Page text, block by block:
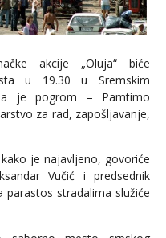
akcije „Oluja“ biće
u 19.30 u Sremskim
je pogrom – Pamtimo
za rad, zapošljavanje,
je najavljeno, govoriće
Vučić i predsednik
parastos stradalima služiće